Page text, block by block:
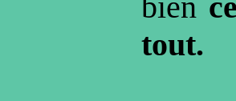
tout.